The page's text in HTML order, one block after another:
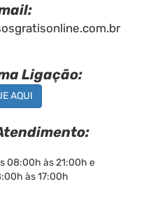
Ligação:
AQUI
08:00h às 21:00h e
às 17:00h